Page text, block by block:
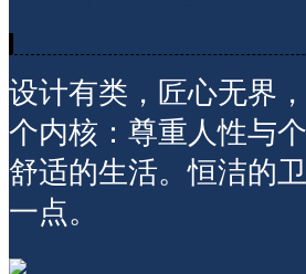
设计有类，匠心无界
个内核：尊重人性与
舒适的生活。恒洁的
一点。